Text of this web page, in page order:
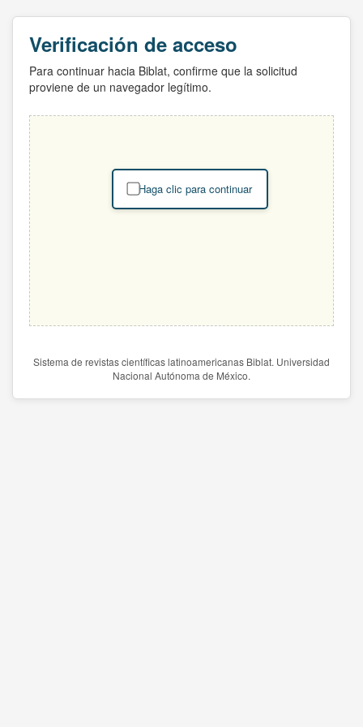
Verificación de acceso
Para continuar hacia Biblat, confirme que la solicitud
proviene de un navegador legítimo.
Haga clic para continuar
Sistema de revistas científicas latinoamericanas Biblat. Universidad
Nacional Autónoma de México.